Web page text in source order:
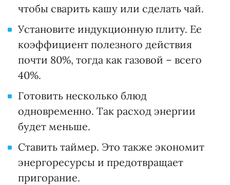
чтобы сварить кашу или сделать чай.
Установите индукционную плиту. Ее
коэффициент полезного действия
почти 80%, тогда как газовой – всего
40%.
Готовить несколько блюд
одновременно. Так расход энергии
будет меньше.
Ставить таймер. Это также экономит
энергоресурсы и предотвращает
пригорание.